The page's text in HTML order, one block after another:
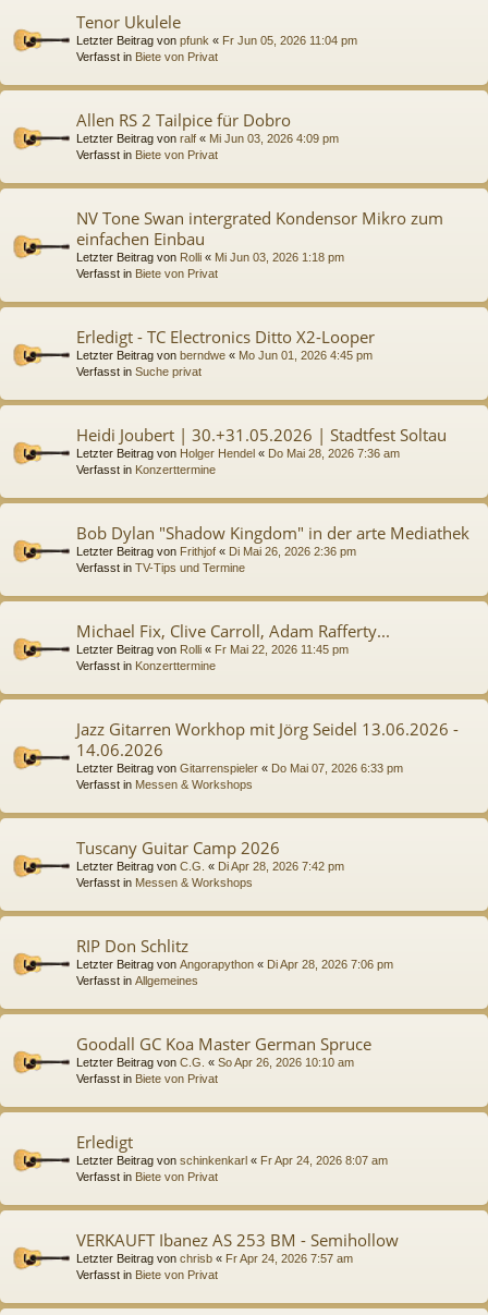
Tenor Ukulele
Letzter Beitrag von pfunk « Fr Jun 05, 2026 11:04 pm
Verfasst in Biete von Privat
Allen RS 2 Tailpice für Dobro
Letzter Beitrag von ralf « Mi Jun 03, 2026 4:09 pm
Verfasst in Biete von Privat
NV Tone Swan intergrated Kondensor Mikro zum
einfachen Einbau
Letzter Beitrag von Rolli « Mi Jun 03, 2026 1:18 pm
Verfasst in Biete von Privat
Erledigt - TC Electronics Ditto X2-Looper
Letzter Beitrag von berndwe « Mo Jun 01, 2026 4:45 pm
Verfasst in Suche privat
Heidi Joubert | 30.+31.05.2026 | Stadtfest Soltau
Letzter Beitrag von Holger Hendel « Do Mai 28, 2026 7:36 am
Verfasst in Konzerttermine
Bob Dylan "Shadow Kingdom" in der arte Mediathek
Letzter Beitrag von Frithjof « Di Mai 26, 2026 2:36 pm
Verfasst in TV-Tips und Termine
Michael Fix, Clive Carroll, Adam Rafferty...
Letzter Beitrag von Rolli « Fr Mai 22, 2026 11:45 pm
Verfasst in Konzerttermine
Jazz Gitarren Workhop mit Jörg Seidel 13.06.2026 -
14.06.2026
Letzter Beitrag von Gitarrenspieler « Do Mai 07, 2026 6:33 pm
Verfasst in Messen & Workshops
Tuscany Guitar Camp 2026
Letzter Beitrag von C.G. « Di Apr 28, 2026 7:42 pm
Verfasst in Messen & Workshops
RIP Don Schlitz
Letzter Beitrag von Angorapython « Di Apr 28, 2026 7:06 pm
Verfasst in Allgemeines
Goodall GC Koa Master German Spruce
Letzter Beitrag von C.G. « So Apr 26, 2026 10:10 am
Verfasst in Biete von Privat
Erledigt
Letzter Beitrag von schinkenkarl « Fr Apr 24, 2026 8:07 am
Verfasst in Biete von Privat
VERKAUFT Ibanez AS 253 BM - Semihollow
Letzter Beitrag von chrisb « Fr Apr 24, 2026 7:57 am
Verfasst in Biete von Privat